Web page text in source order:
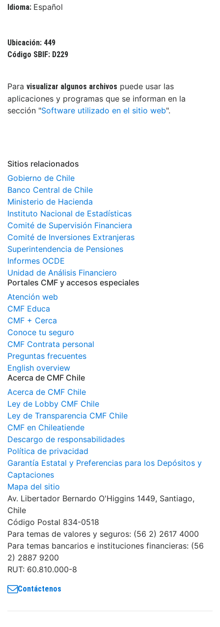
Idioma: Español
Ubicación: 449
Código SBIF: D229
Para visualizar algunos archivos puede usar las
aplicaciones y programas que se informan en la
sección "Software utilizado en el sitio web".
Sitios relacionados
Gobierno de Chile
Banco Central de Chile
Ministerio de Hacienda
Instituto Nacional de Estadísticas
Comité de Supervisión Financiera
Comité de Inversiones Extranjeras
Superintendencia de Pensiones
Informes OCDE
Unidad de Análisis Financiero
Portales CMF y accesos especiales
Atención web
CMF Educa
CMF + Cerca
Conoce tu seguro
CMF Contrata personal
Preguntas frecuentes
English overview
Acerca de CMF Chile
Acerca de CMF Chile
Ley de Lobby CMF Chile
Ley de Transparencia CMF Chile
CMF en Chileatiende
Descargo de responsabilidades
Política de privacidad
Garantía Estatal y Preferencias para los Depósitos y
Captaciones
Mapa del sitio
Av. Libertador Bernardo O'Higgins 1449, Santiago,
Chile
Código Postal 834-0518
Para temas de valores y seguros: (56 2) 2617 4000
Para temas bancarios e instituciones financieras: (56
2) 2887 9200
RUT: 60.810.000-8
Contáctenos